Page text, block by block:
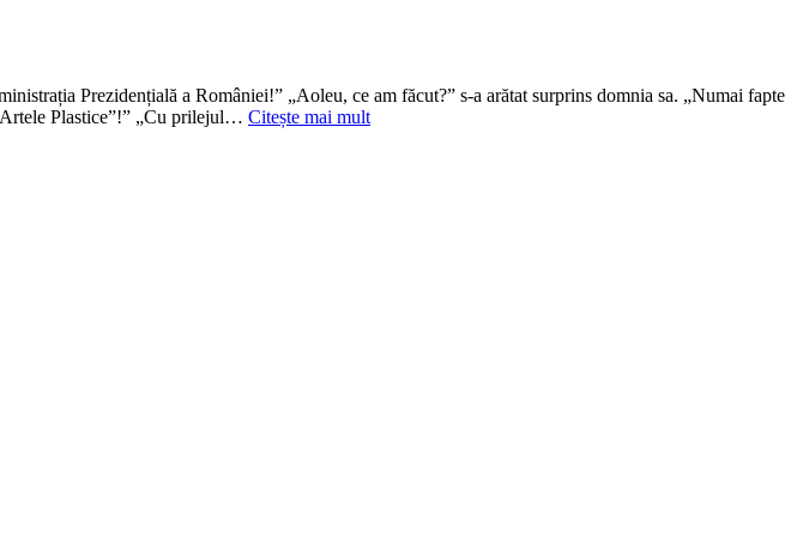
Prezidențială a României!” „Aoleu, ce am făcut?” s-a arătat surprins domnia sa. „Numai fapte
Plastice”!” „Cu prilejul… Citește mai mult